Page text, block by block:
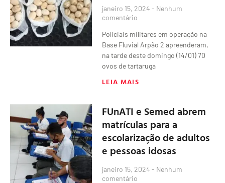
janeiro 15, 2024 Nenhum
comentário
Policiais militares em operação na
Base Fluvial Arpão 2 apreenderam,
na tarde deste domingo (14/01) 70
ovos de tartaruga
LEIA MAIS
FUnATI e Semed abrem
matrículas para a
escolarização de adultos
e pessoas idosas
janeiro 15, 2024 Nenhum
comentário